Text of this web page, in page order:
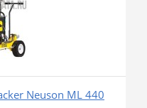
Neuson ML 440